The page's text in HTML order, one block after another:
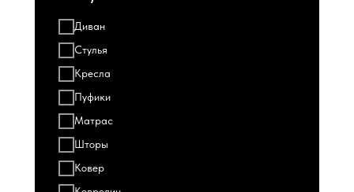
Диван
Стулья
Кресла
Пуфики
Матрас
Шторы
Ковер